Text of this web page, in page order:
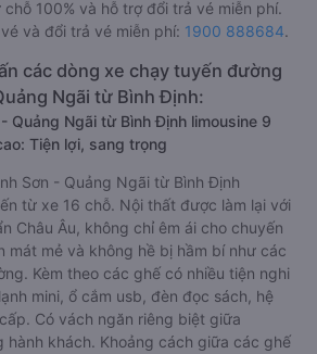
100% và hỗ trợ đổi trả vé miễn phí.
và đổi trả vé miễn phí: 1900 888684.
các dòng xe chạy tuyến đường
Ngãi từ Bình Định:
Quảng Ngãi từ Bình Định limousine 9
Tiện lợi, sang trọng
Sơn - Quảng Ngãi từ Bình Định
từ xe 16 chỗ. Nội thất được làm lại với
Châu Âu, không chỉ êm ái cho chuyến
mát mẻ và không hề bị hầm bí như các
Kèm theo các ghế có nhiều tiện nghi
mini, ổ cắm usb, đèn đọc sách, hệ
Có vách ngăn riêng biệt giữa
hành khách. Khoảng cách giữa các ghế